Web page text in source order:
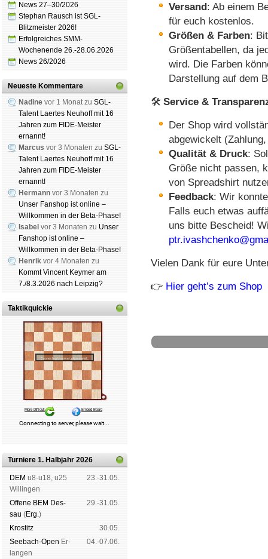
News 27–30/2026
Stephan Rausch ist SGL-
Blitzmeister 2026!
Erfolgreiches SMM-
Wochenende 26.-28.06.2026
News 26/2026
Neueste Kommentare
Nadine vor 1 Monat zu SGL-
Talent Laertes Neuhoff mit 16
Jahren zum FIDE-Meister
ernannt!
Marcus vor 3 Monaten zu SGL-
Talent Laertes Neuhoff mit 16
Jahren zum FIDE-Meister
ernannt!
Hermann vor 3 Monaten zu
Unser Fanshop ist online –
Willkommen in der Beta-Phase!
Isabel vor 3 Monaten zu Unser
Fanshop ist online –
Willkommen in der Beta-Phase!
Henrik vor 4 Monaten zu
Kommt Vincent Keymer am
7./8.3.2026 nach Leipzig?
Taktikquickie
Turniere 1. Halbjahr 2026
DEM u8-u18, u25
Wil­lin­gen
23.-31.05.
Offene BEM Des­
sau (Erg.)
29.-31.05.
Kros­titz
30.05.
See­bach-Open Er­
lan­gen
04.-07.06.
Versand: Ab einem
für euch kostenlos.
Größen & Farben:
Größentabellen, da
wird. Die Farben
Darstellung auf dem
🛠️ Service &
Der Shop wird
abgewickelt
Qualität & Druck:
Größe nicht passen,
von Spreadshirt
Feedback: Wir
Falls euch etwas
uns bitte Bescheid!
Vielen Dank für eure
👉 Hier geht’s zum Shop